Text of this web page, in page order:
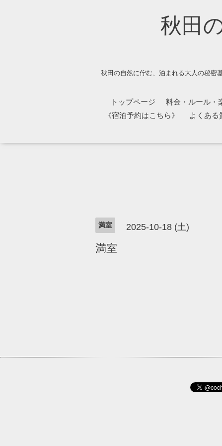
秋田
秋田の自然に佇む、泊まれる大人の秘密
トップページ 料金・ルール・
《宿泊予約はこちら》
よくある
満室 2025-10-18 (土)
満室